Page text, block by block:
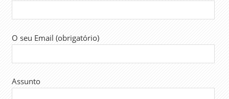
O seu Email (obrigatório)
Assunto